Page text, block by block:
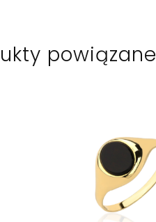
powiązane